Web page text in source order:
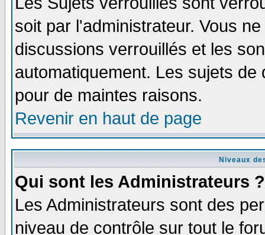
soit par l'administrateur. Vous
discussions verrouillés et les
automatiquement. Les sujets
pour de maintes raisons.
Revenir en haut de page
Niveaux
Qui sont les Administrateurs ?
Les Administrateurs sont des
niveau de contrôle sur tout le